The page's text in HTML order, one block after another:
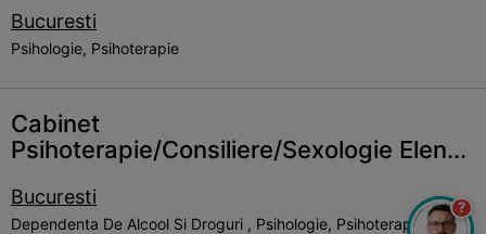
Bucuresti
Psihologie, Psihoterapie
Cabinet
Psihoterapie/Consiliere/Sexologie Elen...
Bucuresti
Dependenta De Alcool Si Droguri , Psihologie, Psihoterapie,
?